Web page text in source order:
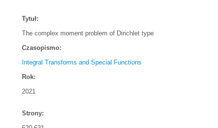
Tytuł:
The complex moment problem of Dirichlet type
Czasopismo:
Integral Transforms and Special Functions
Rok:
2021
Strony: